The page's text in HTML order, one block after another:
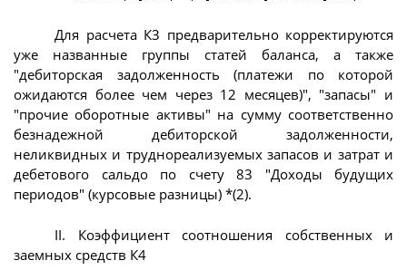
Для расчета К3 предварительно корректируются
уже названные группы статей баланса, а также
"дебиторская задолженность (платежи по которой
ожидаются более чем через 12 месяцев)", "запасы" и
"прочие оборотные активы" на сумму соответственно
безнадежной дебиторской задолженности,
неликвидных и труднореализуемых запасов и затрат и
дебетового сальдо по счету 83 "Доходы будущих
периодов" (курсовые разницы) *(2).
II. Коэффициент соотношения собственных и
заемных средств К4